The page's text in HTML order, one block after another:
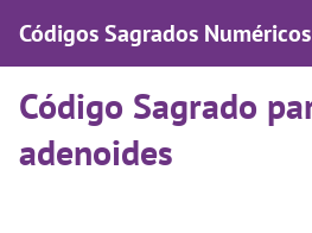
Códigos Sagrados Numéricos
Código Sagrado
adenoides